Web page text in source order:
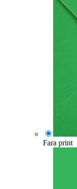
Fara print